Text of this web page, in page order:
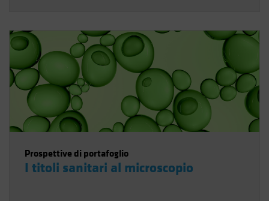
Prospettive di portafoglio
I titoli sanitari al microscopio